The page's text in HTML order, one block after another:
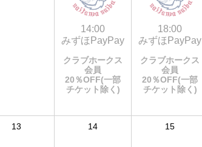
14:00
みずほPayPay
クラブホークス
会員
20％OFF(一部
チケット除く)
18:00
みずほPayPay
クラブホークス
会員
20％OFF(一部
チケット除く)
13 14 15